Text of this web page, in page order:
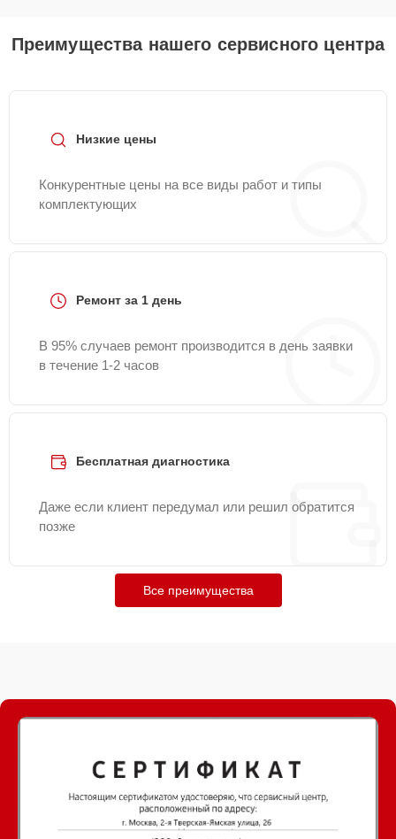
Преимущества нашего сервисного центра
Низкие цены
Конкурентные цены на все виды работ и типы
комплектующих
Ремонт за 1 день
В 95% случаев ремонт производится в день заявки
в течение 1-2 часов
Бесплатная диагностика
Даже если клиент передумал или решил обратится
позже
Все преимущества